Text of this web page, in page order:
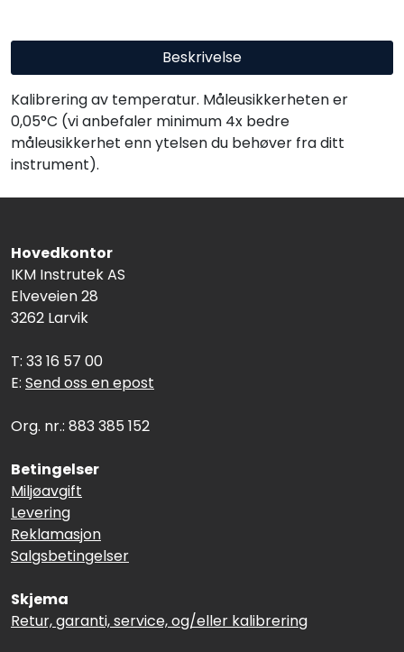
Beskrivelse
Kalibrering av temperatur. Måleusikkerheten er
0,05°C (vi anbefaler minimum 4x bedre
måleusikkerhet enn ytelsen du behøver fra ditt
instrument).
Hovedkontor
IKM Instrutek AS
Elveveien 28
3262 Larvik
T: 33 16 57 00
E: Send oss en epost
Org. nr.: 883 385 152
Betingelser
Miljøavgift
Levering
Reklamasjon
Salgsbetingelser
Skjema
Retur, garanti, service, og/eller kalibrering